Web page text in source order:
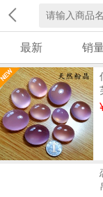
最新 销